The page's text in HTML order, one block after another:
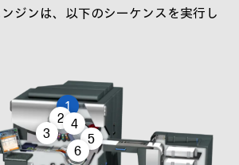
ジンは、以下のシーケンスを実行し
1
2
3
4
5
6